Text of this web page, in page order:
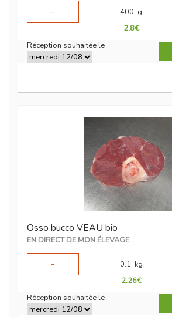
-
400 g
2.8€
Réception souhaitée le
Osso bucco VEAU bio
EN DIRECT DE MON ÉLEVAGE
-
0.1 kg
2.26€
Réception souhaitée le